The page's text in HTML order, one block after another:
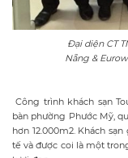
Đại diện CT
Nẵng &
Công trình khách sạn
bàn phường Phước Mỹ,
hơn 12.000m2. Khách
tế và được coi là một